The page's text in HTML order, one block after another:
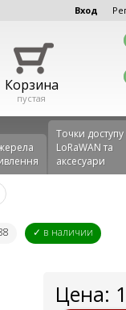
Вход
Корзина
пустая
Точки доступу
LoRaWAN та
аксесуари
✓ в наличии
Цена: